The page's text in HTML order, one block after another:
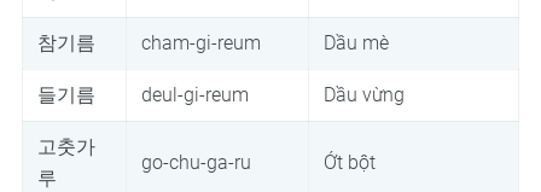
참기름 cham-gi-reum Dầu mè
들기름 deul-gi-reum Dầu vừng
고춧가
루
go-chu-ga-ru Ớt bột